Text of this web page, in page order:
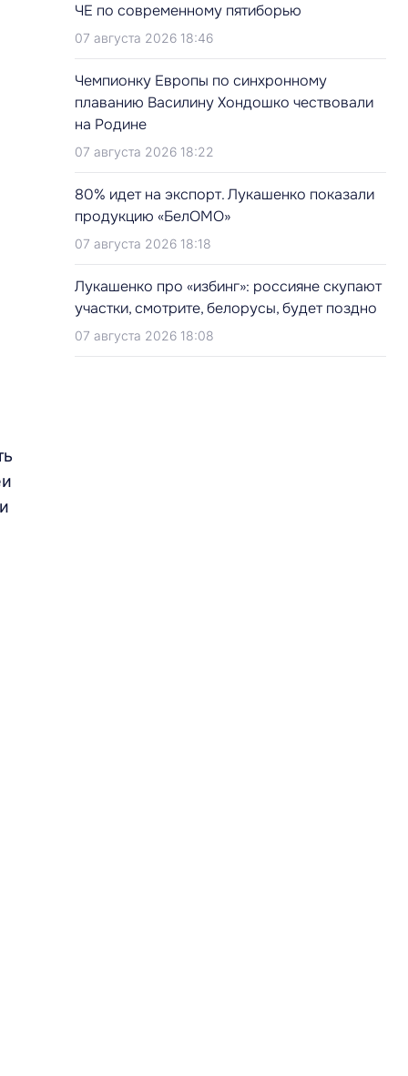
ЧЕ по современному пятиборью
07 августа 2026 18:46
Чемпионку Европы по синхронному
плаванию Василину Хондошко чествовали
на Родине
07 августа 2026 18:22
80% идет на экспорт. Лукашенко показали
продукцию «БелОМО»
07 августа 2026 18:18
Лукашенко про «избинг»: россияне скупают
участки, смотрите, белорусы, будет поздно
07 августа 2026 18:08